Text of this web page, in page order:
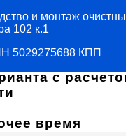
и монтаж
102 к.1
5029275688 КПП
с
время